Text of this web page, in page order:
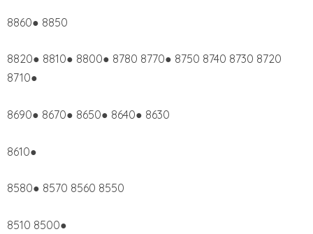
8860● 8850
8820● 8810● 8800● 8780 8770● 8750 8740 8730 8720
8710●
8690● 8670● 8650● 8640● 8630
8610●
8580● 8570 8560 8550
8510 8500●